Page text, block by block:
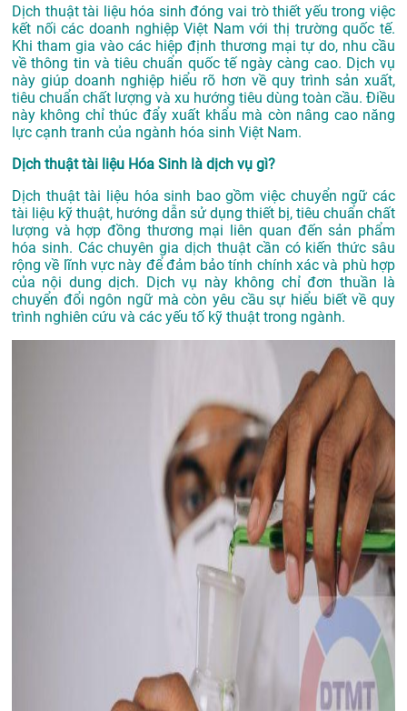
Dịch thuật tài liệu hóa sinh đóng vai trò thiết yếu trong việc
kết nối các doanh nghiệp Việt Nam với thị trường quốc tế.
Khi tham gia vào các hiệp định thương mại tự do, nhu cầu
về thông tin và tiêu chuẩn quốc tế ngày càng cao. Dịch vụ
này giúp doanh nghiệp hiểu rõ hơn về quy trình sản xuất,
tiêu chuẩn chất lượng và xu hướng tiêu dùng toàn cầu. Điều
này không chỉ thúc đẩy xuất khẩu mà còn nâng cao năng
lực cạnh tranh của ngành hóa sinh Việt Nam.
Dịch thuật tài liệu Hóa Sinh là dịch vụ gì?
Dịch thuật tài liệu hóa sinh bao gồm việc chuyển ngữ các
tài liệu kỹ thuật, hướng dẫn sử dụng thiết bị, tiêu chuẩn chất
lượng và hợp đồng thương mại liên quan đến sản phẩm
hóa sinh. Các chuyên gia dịch thuật cần có kiến thức sâu
rộng về lĩnh vực này để đảm bảo tính chính xác và phù hợp
của nội dung dịch. Dịch vụ này không chỉ đơn thuần là
chuyển đổi ngôn ngữ mà còn yêu cầu sự hiểu biết về quy
trình nghiên cứu và các yếu tố kỹ thuật trong ngành.